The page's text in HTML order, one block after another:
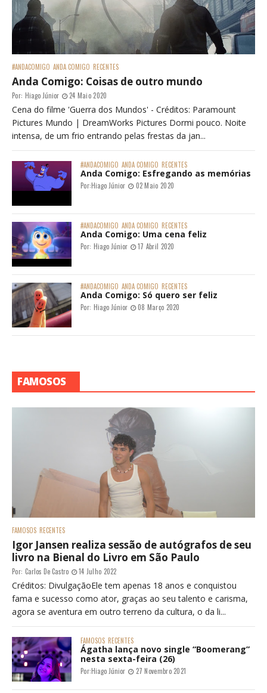
#ANDACOMIGO ANDA COMIGO RECENTES
Anda Comigo: Coisas de outro mundo
Por: Hiago Júnior 24 Maio 2020
Cena do filme 'Guerra dos Mundos' - Créditos: Paramount
Pictures Mundo | DreamWorks Pictures Dormi pouco. Noite
intensa, de um frio entrando pelas frestas da jan...
#ANDACOMIGO ANDA COMIGO RECENTES
Anda Comigo: Esfregando as memórias
Por:Hiago Júnior 02 Maio 2020
#ANDACOMIGO ANDA COMIGO RECENTES
Anda Comigo: Uma cena feliz
Por: Hiago Júnior 17 Abril 2020
#ANDACOMIGO ANDA COMIGO RECENTES
Anda Comigo: Só quero ser feliz
Por: Hiago Júnior 08 Março 2020
FAMOSOS
FAMOSOS RECENTES
Igor Jansen realiza sessão de autógrafos de seu
livro na Bienal do Livro em São Paulo
Por: Carlos De Castro 14 Julho 2022
Créditos: DivulgaçãoEle tem apenas 18 anos e conquistou
fama e sucesso como ator, graças ao seu talento e carisma,
agora se aventura em outro terreno da cultura, o da li...
FAMOSOS RECENTES
Ágatha lança novo single “Boomerang”
nesta sexta-feira (26)
Por:Hiago Júnior 27 Novembro 2021